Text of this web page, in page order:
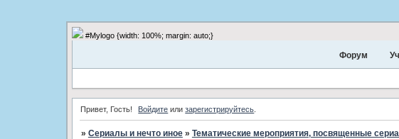
#Mylogo {width: 100%; margin: auto;}
Форум
Привет, Гость! Войдите илизарегистрируйтесь
» Сериалы и нечто иное » Тематические мероприятия, посвященные